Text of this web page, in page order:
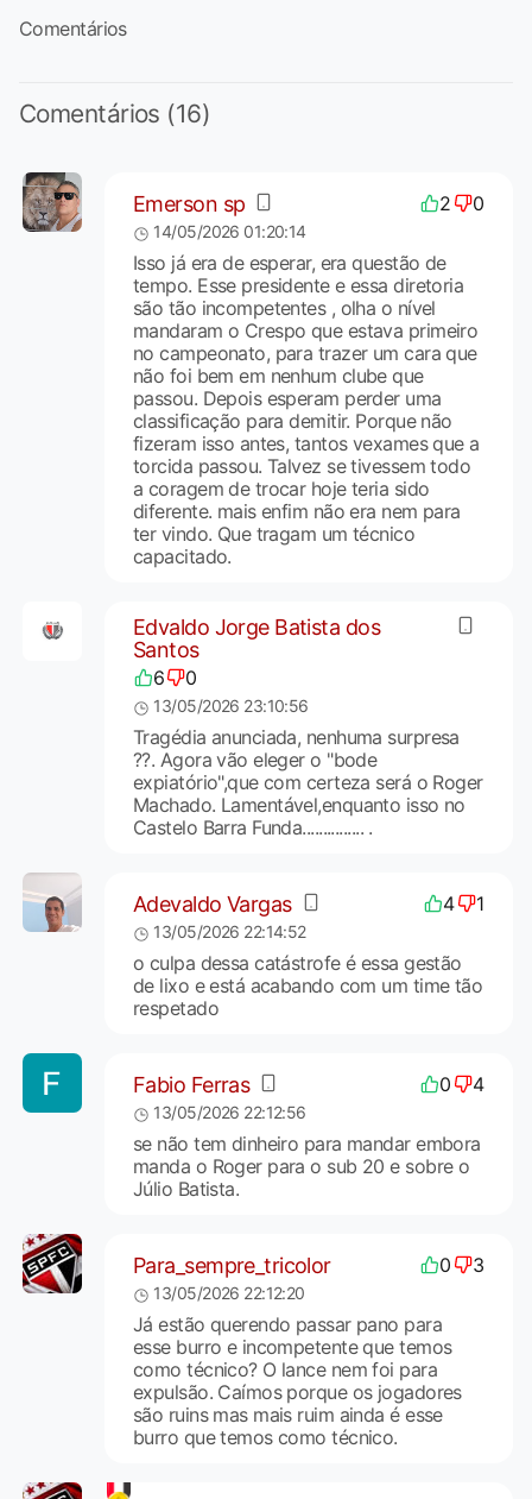
Comentários
Comentários (16)
Emerson sp 2 0
14/05/2026 01:20:14
Isso já era de esperar, era questão de
tempo. Esse presidente e essa diretoria
são tão incompetentes , olha o nível
mandaram o Crespo que estava primeiro
no campeonato, para trazer um cara que
não foi bem em nenhum clube que
passou. Depois esperam perder uma
classificação para demitir. Porque não
fizeram isso antes, tantos vexames que a
torcida passou. Talvez se tivessem todo
a coragem de trocar hoje teria sido
diferente. mais enfim não era nem para
ter vindo. Que tragam um técnico
capacitado.
Edvaldo Jorge Batista dos
Santos
6 0
13/05/2026 23:10:56
Tragédia anunciada, nenhuma surpresa
??. Agora vão eleger o "bode
expiatório",que com certeza será o Roger
Machado. Lamentável,enquanto isso no
Castelo Barra Funda............... .
Adevaldo Vargas 4 1
13/05/2026 22:14:52
o culpa dessa catástrofe é essa gestão
de lixo e está acabando com um time tão
respetado
Fabio Ferras 0 4
13/05/2026 22:12:56
se não tem dinheiro para mandar embora
manda o Roger para o sub 20 e sobre o
Júlio Batista.
Para_sempre_tricolor 0 3
13/05/2026 22:12:20
Já estão querendo passar pano para
esse burro e incompetente que temos
como técnico? O lance nem foi para
expulsão. Caímos porque os jogadores
são ruins mas mais ruim ainda é esse
burro que temos como técnico.